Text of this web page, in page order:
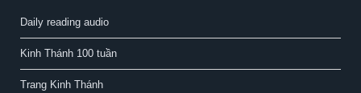
Daily reading audio
Kinh Thánh 100 tuần
Trang Kinh Thánh